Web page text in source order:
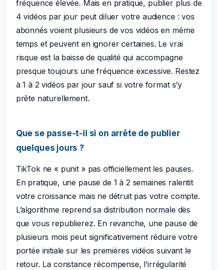
fréquence élevée. Mais en pratique, publier plus de
4 vidéos par jour peut diluer votre audience : vos
abonnés voient plusieurs de vos vidéos en même
temps et peuvent en ignorer certaines. Le vrai
risque est la baisse de qualité qui accompagne
presque toujours une fréquence excessive. Restez
à 1 à 2 vidéos par jour sauf si votre format s’y
prête naturellement.
Que se passe-t-il si on arrête de publier
quelques jours ?
TikTok ne « punit » pas officiellement les pauses.
En pratique, une pause de 1 à 2 semaines ralentit
votre croissance mais ne détruit pas votre compte.
L’algorithme reprend sa distribution normale dès
que vous republierez. En revanche, une pause de
plusieurs mois peut significativement réduire votre
portée initiale sur les premières vidéos suivant le
retour. La constance récompense, l’irrégularité